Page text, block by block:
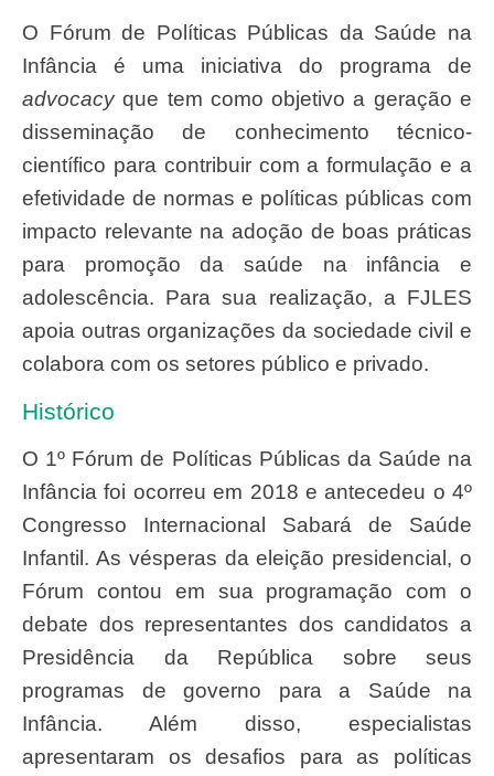
O Fórum de Políticas Públicas da Saúde na
Infância é uma iniciativa do programa de
advocacyque tem como objetivo a geração e
disseminação de conhecimento técnico-
científico para contribuir com a formulação e a
efetividade de normas e políticas públicas com
impacto relevante na adoção de boas práticas
para promoção da saúde na infância e
adolescência. Para sua realização, a FJLES
apoia outras organizações da sociedade civil e
colabora com os setores público e privado.
Histórico
O 1º Fórum de Políticas Públicas da Saúde na
Infância foi ocorreu em 2018 e antecedeu o 4º
Congresso Internacional Sabará de Saúde
Infantil. As vésperas da eleição presidencial, o
Fórum contou em sua programação com o
debate dos representantes dos candidatos a
Presidência da República sobre seus
programas de governo para a Saúde na
Infância. Além disso, especialistas
apresentaram os desafios para as políticas